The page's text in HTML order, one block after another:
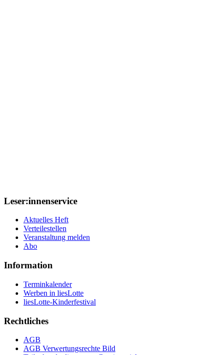
Leser:innenservice
Aktuelles Heft
Verteilestellen
Veranstaltung melden
Abo
Information
Terminkalender
Werben in liesLotte
liesLotte-Kinderfestival
Rechtliches
AGB
AGB Verwertungsrechte Bild